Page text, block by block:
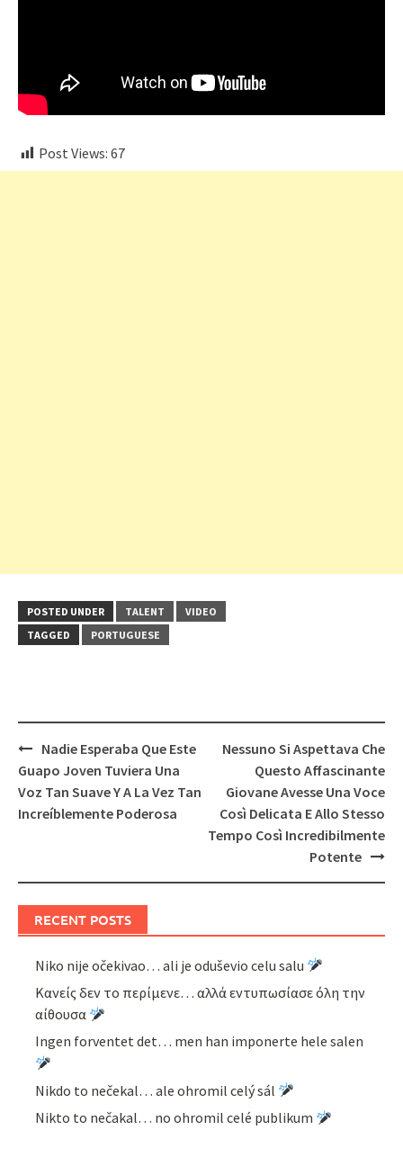
Post Views: 67
POSTED UNDER TALENT
VIDEO
TAGGED
PORTUGUESE
Post
navigation
Nadie Esperaba Que Este
Guapo Joven Tuviera Una
Voz Tan Suave Y A La Vez Tan
Increíblemente Poderosa
Nessuno Si Aspettava Che
Questo Affascinante
Giovane Avesse Una Voce
Così Delicata E Allo Stesso
Tempo Così Incredibilmente
Potente
RECENT POSTS
Niko nije očekivao… ali je oduševio celu salu
Κανείς δεν το περίμενε… αλλά εντυπωσίασε όλη την
αίθουσα
Ingen forventet det… men han imponerte hele salen
Nikdo to nečekal… ale ohromil celý sál
Nikto to nečakal… no ohromil celé publikum